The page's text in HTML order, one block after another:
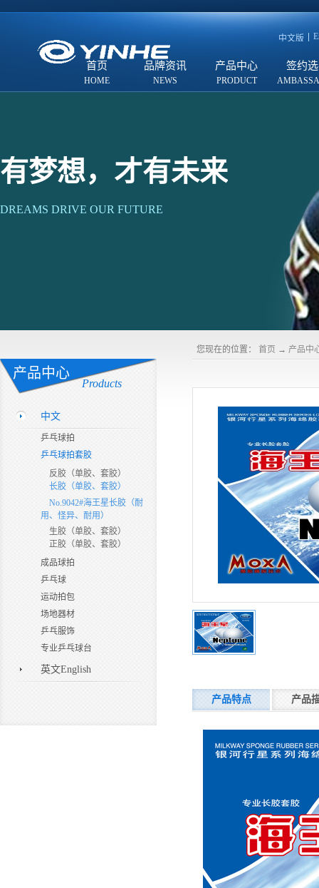
中文版
首页 品牌资讯 产品中心 签约
有梦想，才有未来
DREAMS DRIVE OUR FUTURE
产品中心
Products
中文
乒乓球拍
乒乓球拍套胶
反胶（单胶、套胶）
长胶（单胶、套胶）
No.9042#海王星长胶（耐
用、怪异、耐用）
生胶（单胶、套胶）
正胶（单胶、套胶）
成品球拍
乒乓球
运动拍包
场地器材
乒乓服饰
专业乒乓球台
英文English
您现在的位置： 首页 → 产品中
产品特点 产品